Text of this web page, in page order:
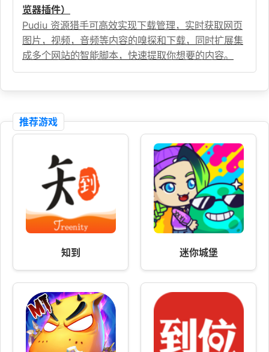
览器插件）
Pudiu 资源猎手可高效实现下载管理，实时获取网页
图片，视频，音频等内容的嗅探和下载，同时扩展集
成多个网站的智能脚本，快速提取你想要的内容。
推荐游戏
知到 迷你城堡